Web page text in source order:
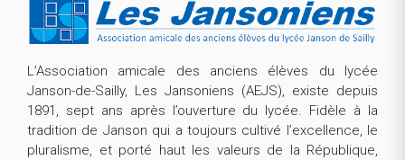
L’Association amicale des anciens élèves du lycée
Janson-de-Sailly, Les Jansoniens (AEJS), existe depuis
1891, sept ans après l’ouverture du lycée. Fidèle à la
tradition de Janson qui a toujours cultivé l’excellence, le
pluralisme, et porté haut les valeurs de la République,